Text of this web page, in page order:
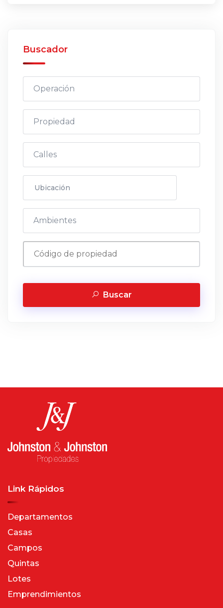
Buscador
Buscar
Link Rápidos
Departamentos
Casas
Campos
Quintas
Lotes
Emprendimientos